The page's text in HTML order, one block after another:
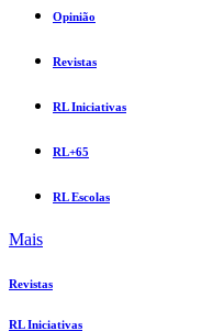
Opinião
Revistas
RL Iniciativas
RL+65
RL Escolas
Mais
Revistas
RL Iniciativas